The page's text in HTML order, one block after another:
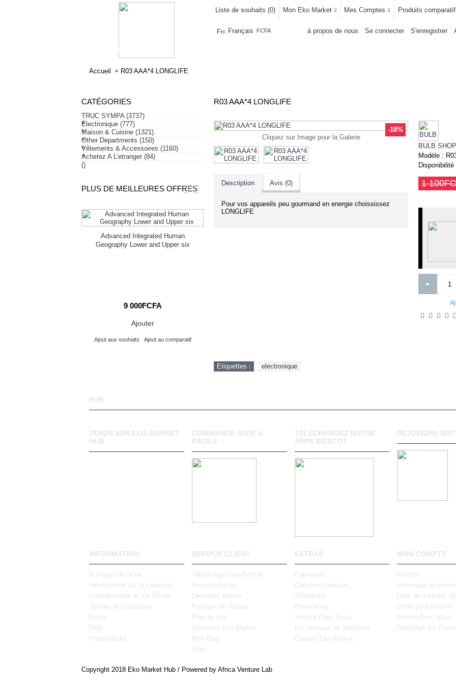
Liste de souhaits (0) Mon Eko Market Mes Comptes Produits
Français FCFA à propos de nous Se connecter S'enregistrer
ELECTRONIQUE
Accueil R03 AAA*4 LONGLIFE
CATÉGORIES
TRUC SYMPA (3737)
+
Électronique (777)
+
Maison & Cuisine (1321)
+
Other Departments (150)
+
Vêtements & Accessoires (1160)
+
Achetez A L’etranger (84)
()
PLUS DE MEILLEURES OFFRES
Advanced Integrated Human
Geography Lower and Upper six
9 000FCFA
Ajouter
Ajout aux souhaits Ajout au comparatif
R03 AAA*4 LONGLIFE
-18%
Cliquez sur Image pour la Galerie
Description Avis (0)
Pour vos appareils peu gourmand en energie choississez
LONGLIFE
BULB SHOP
Modèle :
Disponibilité
1
-
Etiquettes : electronique
PUB
VENDS SUR EKO MARKET
HUB
COMMANDE SURE &
FACILE
TELECHARGEZ NOTRE
APPS BIENTOT
REJOINDRE
INFORMATION
À propos de Nous
Informations sur la Livraison
Confidentialité et Vie Privée
Termes et Conditions
Pursa
FAQ
Press/Media
SERVICE CLIENT
Telecharger App Bientot
Nous contacter
Demande Retour
Politique de Retour
Plan du site
Assistant Eko Market
Mon Blog
Aide
EXTRAS
Fabricants
Chèques-cadeaux
Affiliations
Promotions
Vendez Chez Nous
Les Niveaux de Membres
Coupon Eko Market
MON COMPTE
Compte
Historique de
Liste de souhaits (0)
Lettre d'information
Vendre Avec Nous
Recharge ton Pursa
Copyright 2018 Eko Market Hub / Powered by Africa Venture Lab